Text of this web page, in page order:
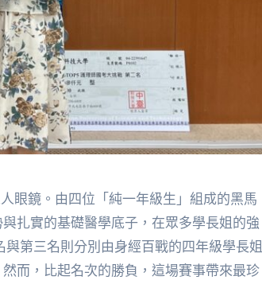
眼鏡。由四位「純一年級生」組成的黑馬
扎實的基礎醫學底子，在眾多學長姐的強
第三名則分別由身經百戰的四年級學長姐
而，比起名次的勝負，這場賽事帶來最珍